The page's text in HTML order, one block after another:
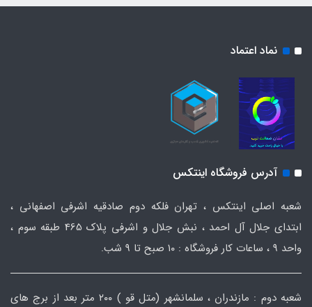
نماد اعتماد
آدرس فروشگاه اینتکس
شعبه اصلی اینتکس ، تهران فلکه دوم صادقیه اشرفی اصفهانی ،
ابتدای جلال آل احمد ، نبش جلال و اشرفی پلاک 465 طبقه سوم ،
واحد ۹ ، ساعات کار فروشگاه : ۱۰ صبح تا ۹ شب.
شعبه دوم : مازندران ، سلمانشهر (متل قو ) ۲۰۰ متر بعد از برج های